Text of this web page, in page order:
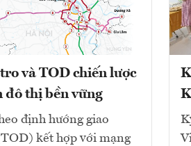
và TOD chiến lược
thị bền vững
định hướng giao
kết hợp với mạng